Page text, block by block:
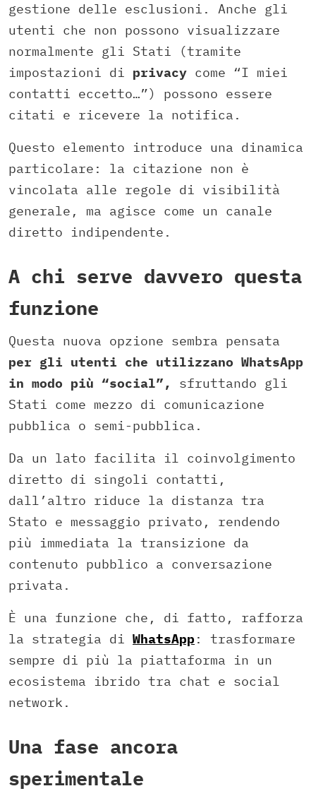
gestione delle esclusioni. Anche gli
utenti che non possono visualizzare
normalmente gli Stati (tramite
impostazioni di privacy come “I miei
contatti eccetto…”) possono essere
citati e ricevere la notifica.
Questo elemento introduce una dinamica
particolare: la citazione non è
vincolata alle regole di visibilità
generale, ma agisce come un canale
diretto indipendente.
A chi serve davvero questa
funzione
Questa nuova opzione sembra pensata
per gli utenti che utilizzano WhatsApp
in modo più “social”,
sfruttando gli
Stati come mezzo di comunicazione
pubblica o semi-pubblica.
Da un lato facilita il coinvolgimento
diretto di singoli contatti,
dall’altro riduce la distanza tra
Stato e messaggio privato, rendendo
più immediata la transizione da
contenuto pubblico a conversazione
privata.
È una funzione che, di fatto, rafforza
la strategia di WhatsApp : trasformare
sempre di più la piattaforma in un
ecosistema ibrido tra chat e social
network.
Una fase ancora
sperimentale